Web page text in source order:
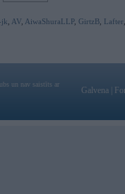
jk AV AiwaShuraLLP, GirtzB Lafter
un nav saistīts ar
Galvena